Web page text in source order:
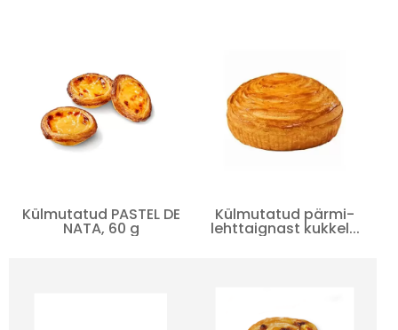
Külmutatud PASTEL DE
NATA, 60 g
Külmutatud pärmi-
lehttaignast kukkel...